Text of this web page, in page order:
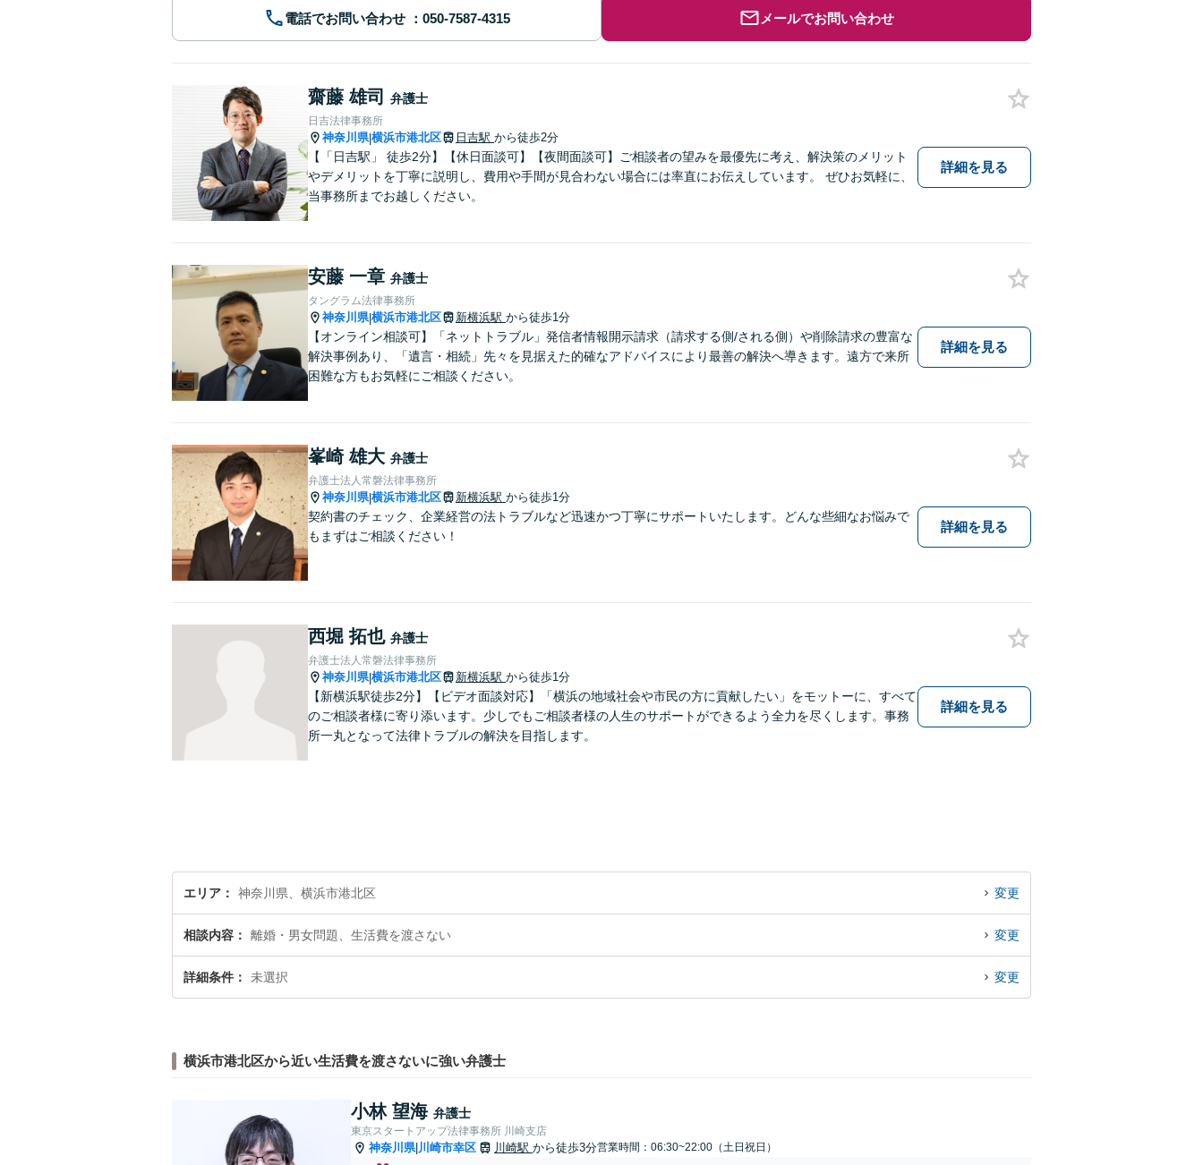
電話でお問い合わせ メールでお問い合わせ
齋藤 雄司 弁護士
日吉法律事務所
神奈川県|横浜市港北区 日吉駅 から徒歩2分
【「日吉駅」 徒歩2分】【休日面談可】【夜間面談可】ご相談者の望みを最優先に考え、解決策のメリット
やデメリットを丁寧に説明し、費用や手間が見合わない場合には率直にお伝えしています。 ぜひお気軽に、
当事務所までお越しください。
詳細を見る
安藤 一章 弁護士
タングラム法律事務所
神奈川県|横浜市港北区 新横浜駅 から徒歩1分
【オンライン相談可】「ネットトラブル」発信者情報開示請求（請求する側/される側）や削除請求の豊富な
解決事例あり、「遺言・相続」先々を見据えた的確なアドバイスにより最善の解決へ導きます。遠方で来所
困難な方もお気軽にご相談ください。
詳細を見る
峯崎 雄大 弁護士
弁護士法人常磐法律事務所
神奈川県|横浜市港北区 新横浜駅 から徒歩1分
契約書のチェック、企業経営の法トラブルなど迅速かつ丁寧にサポートいたします。どんな些細なお悩みで
もまずはご相談ください！
詳細を見る
西堀 拓也 弁護士
弁護士法人常磐法律事務所
神奈川県|横浜市港北区 新横浜駅 から徒歩1分
【新横浜駅徒歩2分】【ビデオ面談対応】「横浜の地域社会や市民の方に貢献したい」をモットーに、すべて
のご相談者様に寄り添います。少しでもご相談者様の人生のサポートができるよう全力を尽くします。事務
所一丸となって法律トラブルの解決を目指します。
詳細を見る
エリア 神奈川県、横浜市港北区 変更
相談内容 離婚・男女問題、生活費を渡さない 変更
詳細条件 未選択 変更
横浜市港北区から近い生活費を渡さないに強い弁護士
小林 望海 弁護士
東京スタートアップ法律事務所 川崎支店
神奈川県| 川崎市幸区 川崎駅 から徒歩3分営業時間：06:30~22:00（土日祝日）